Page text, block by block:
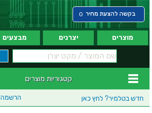
בקשה להצעת מחיר 0
מוצרים יצרנים מבצעים
קטגוריות מוצרים
חדש בטלמיר? לחץ כאן הרשמה